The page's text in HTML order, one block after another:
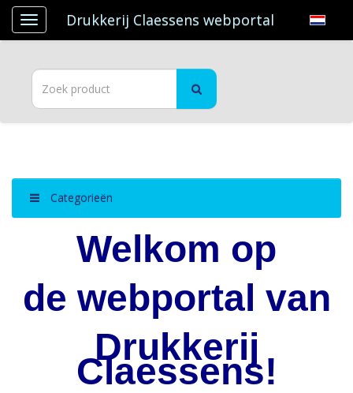
Drukkerij Claessens webportal
Categorieën
Welkom op
de webportal van
Drukkerij
Claessens!